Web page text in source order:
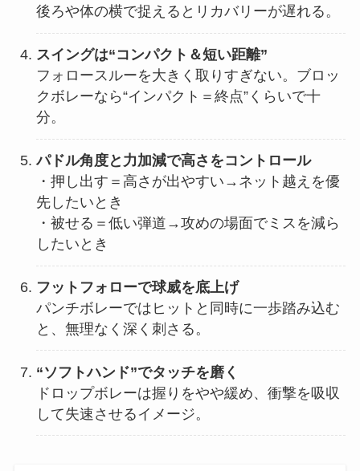
後ろや体の横で捉えるとリカバリーが遅れる。
スイングは“コンパクト＆短い距離”
フォロースルーを大きく取りすぎない。ブロッ
クボレーなら“インパクト＝終点”くらいで十
分。
パドル角度と力加減で高さをコントロール
・押し出す＝高さが出やすい→ネット越えを優
先したいとき
・被せる＝低い弾道→攻めの場面でミスを減ら
したいとき
フットフォローで球威を底上げ
パンチボレーではヒットと同時に一歩踏み込む
と、無理なく深く刺さる。
“ソフトハンド”でタッチを磨く
ドロップボレーは握りをやや緩め、衝撃を吸収
して失速させるイメージ。